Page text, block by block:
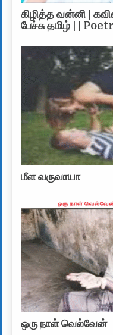
கிழித்த வன்னி |
பேச்சு தமிழ் | |
மீள வருவாயா
ஒரு நாள் வெல்வேன்